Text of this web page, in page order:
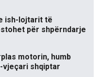
ish-lojtarit të
për shpërndarje
motorin, humb
vjeçari shqiptar